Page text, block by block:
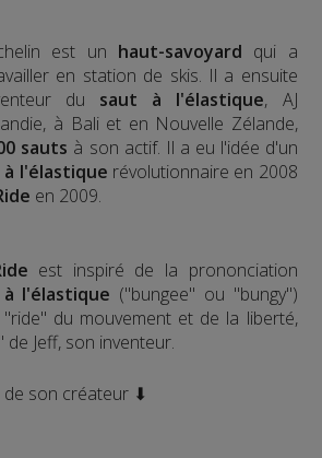
est un haut-savoyard qui a
en station de skis. Il a ensuite
du saut à l'élastique, AJ
à Bali et en Nouvelle Zélande,
sauts à son actif. Il a eu l'idée d'un
l'élastique révolutionnaire en 2008
en 2009.
est inspiré de la prononciation
l'élastique ("bungee" ou "bungy")
du mouvement et de la liberté,
de Jeff, son inventeur.
de son créateur ⬇